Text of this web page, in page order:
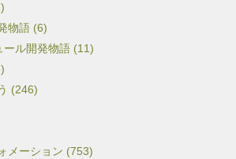
物語 (6)
ール開発物語 (11)
(246)
メーション (753)